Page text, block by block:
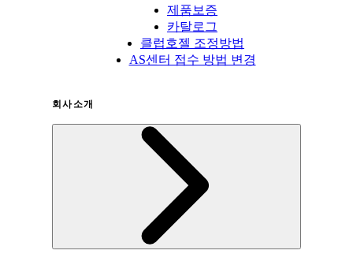
제품보증
카탈로그
클럽호젤 조정방법
AS센터 접수 방법 변경
회사소개